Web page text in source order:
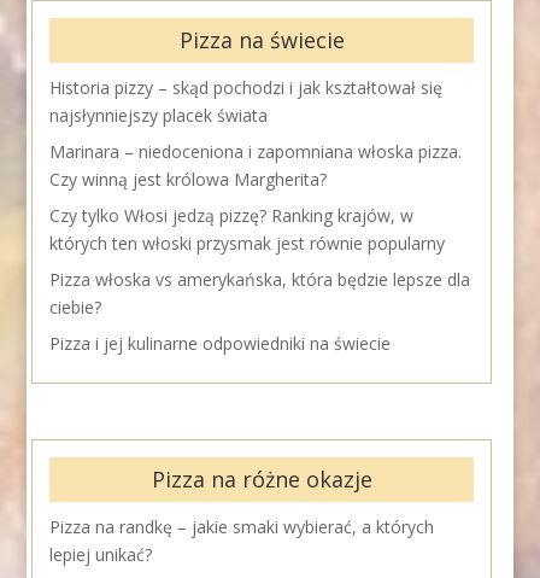
Pizza na świecie
Historia pizzy – skąd pochodzi i jak kształtował się
najsłynniejszy placek świata
Marinara – niedoceniona i zapomniana włoska pizza.
Czy winną jest królowa Margherita?
Czy tylko Włosi jedzą pizzę? Ranking krajów, w
których ten włoski przysmak jest równie popularny
Pizza włoska vs amerykańska, która będzie lepsze dla
ciebie?
Pizza i jej kulinarne odpowiedniki na świecie
Pizza na różne okazje
Pizza na randkę – jakie smaki wybierać, a których
lepiej unikać?